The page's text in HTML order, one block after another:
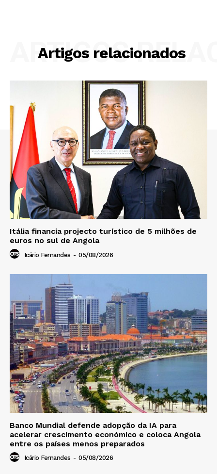
Artigos relacionados
ARTIGOS
Itália financia projecto turístico de 5 milhões de
euros no sul de Angola
Icário Fernandes - 05/08/2026
Banco Mundial defende adopção da IA para
acelerar crescimento económico e coloca Angola
entre os países menos preparados
Icário Fernandes - 05/08/2026